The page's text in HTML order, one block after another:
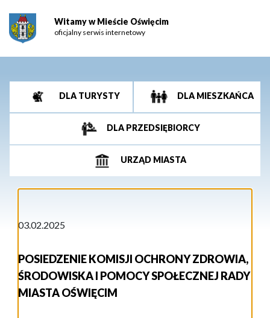
Witamy w Mieście Oświęcim
oficjalny serwis internetowy
DLA TURYSTY DLA MIESZKAŃCA
DLA PRZEDSIĘBIORCY
URZĄD MIASTA
03.02.2025
POSIEDZENIE KOMISJI OCHRONY ZDROWIA,
ŚRODOWISKA I POMOCY SPOŁECZNEJ RADY
MIASTA OŚWIĘCIM